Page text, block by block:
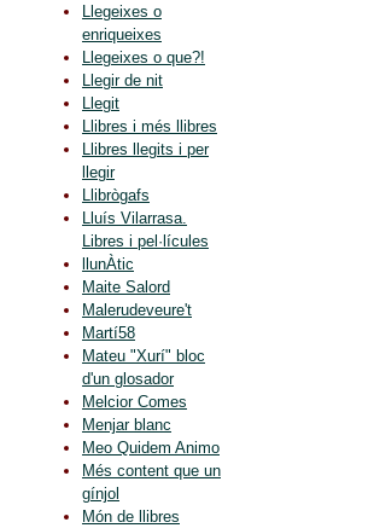
Llegeixes o
enriqueixes
Llegeixes o que?!
Llegir de nit
Llegit
Llibres i més llibres
Llibres llegits i per
llegir
Llibrògafs
Lluís Vilarrasa.
Libres i pel·lícules
llunÀtic
Maite Salord
Malerudeveure't
Martí58
Mateu "Xurí" bloc
d'un glosador
Melcior Comes
Menjar blanc
Meo Quidem Animo
Més content que un
gínjol
Món de llibres